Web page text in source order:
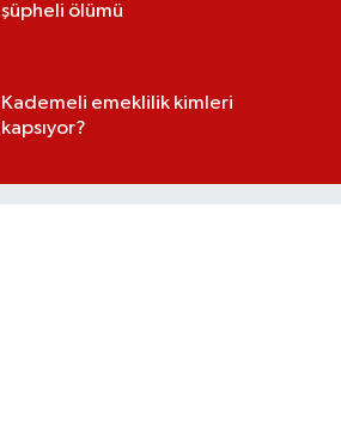
şüpheli ölümü
Kademeli emeklilik kimleri
kapsıyor?